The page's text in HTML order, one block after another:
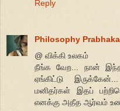
Reply
Philosophy
@ விக்கி உலகம்
நீங்க வேற... நான் இந்த
ஏங்கிட்டு
மனிதர்கள் இதப்
எனக்கு அதீத ஆர்வம்